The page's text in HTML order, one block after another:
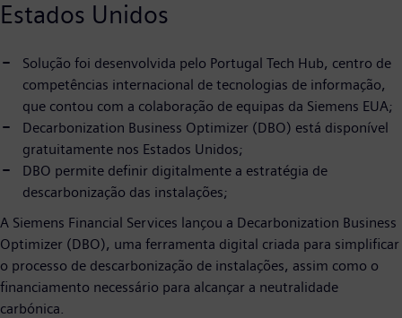
Estados Unidos
Solução foi desenvolvida pelo Portugal Tech Hub, centro de
competências internacional de tecnologias de informação,
que contou com a colaboração de equipas da Siemens EUA;
Decarbonization Business Optimizer (DBO) está disponível
gratuitamente nos Estados Unidos;
DBO permite definir digitalmente a estratégia de
descarbonização das instalações;
A Siemens Financial Services lançou a Decarbonization Business
Optimizer (DBO), uma ferramenta digital criada para simplificar
o processo de descarbonização de instalações, assim como o
financiamento necessário para alcançar a neutralidade
carbónica.